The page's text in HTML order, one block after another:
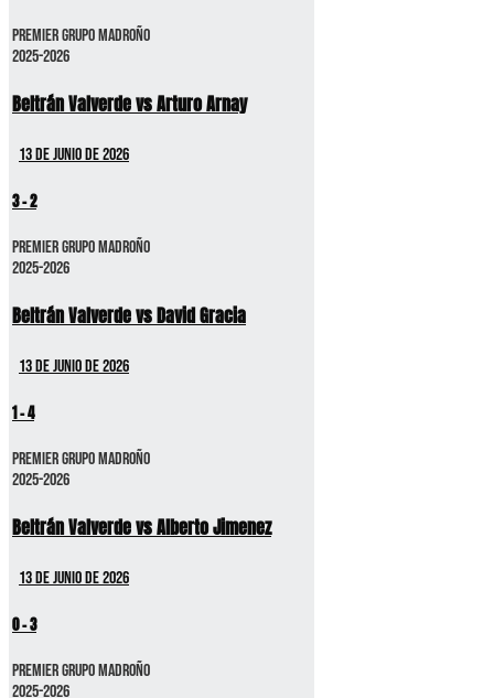
Premier GRUPO MADROÑO
2025-2026
Beltrán Valverde vs Arturo Arnay
13 de junio de 2026
3-2
Premier GRUPO MADROÑO
2025-2026
Beltrán Valverde vs David Gracia
13 de junio de 2026
1-4
Premier GRUPO MADROÑO
2025-2026
Beltrán Valverde vs Alberto Jimenez
13 de junio de 2026
0-3
Premier GRUPO MADROÑO
2025-2026